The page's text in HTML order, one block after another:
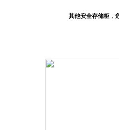
其他安全存储柜，